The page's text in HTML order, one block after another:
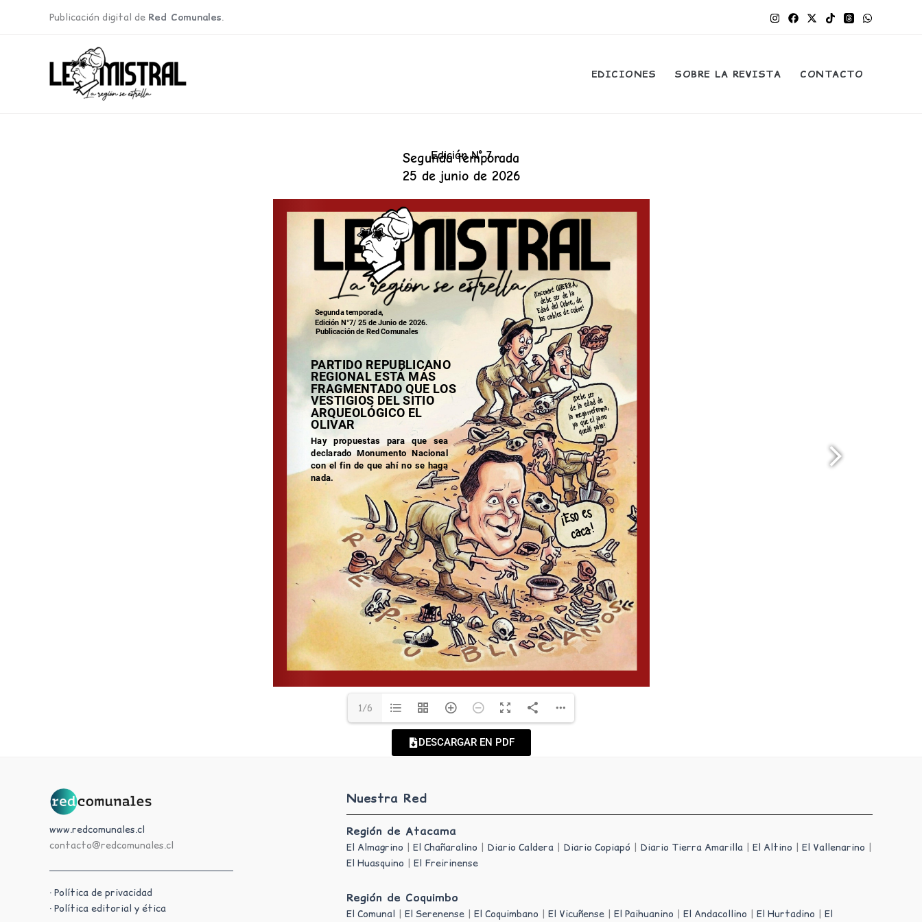
Publicación digital de Red Comunales.
EDICIONES SOBRE LA REVISTA CONTACTO
Edición N° 7
Segunda temporada
25 de junio de 2026
1/6
DESCARGAR EN PDF
www.redcomunales.cl
contacto@redcomunales.cl
· Política de privacidad
· Política editorial y ética
Nuestra Red
Región de Atacama
El Almagrino |El Chañaralino | Diario Caldera | Diario Copiapó | Diario Tierra Amarilla |El Altino |El Vallenarino |
El Huasquino |El Freirinense
Región de Coquimbo
El Comunal |El Serenense |El Coquimbano |El Vicuñense |El Paihuanino |El Andacollino |El Hurtadino |El